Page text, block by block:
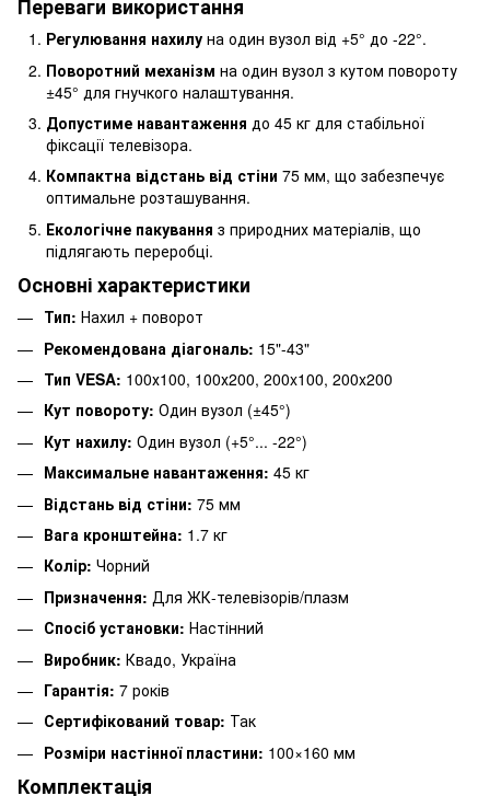
Переваги використання
Регулювання нахилу на один вузол від +5° до -22°.
Поворотний механізм на один вузол з кутом повороту
±45° для гнучкого налаштування.
Допустиме навантаження до 45 кг для стабільної
фіксації телевізора.
Компактна відстань від стіни 75 мм, що забезпечує
оптимальне розташування.
Екологічне пакування з природних матеріалів, що
підлягають переробці.
Основні характеристики
Тип: Нахил + поворот
Рекомендована діагональ: 15"-43"
Тип VESA: 100х100, 100х200, 200x100, 200x200
Кут повороту: Один вузол (±45°)
Кут нахилу: Один вузол (+5°... -22°)
Максимальне навантаження: 45 кг
Відстань від стіни: 75 мм
Вага кронштейна: 1.7 кг
Колір: Чорний
Призначення: Для ЖК-телевізорів/плазм
Спосіб установки: Настінний
Виробник: Квадо, Україна
Гарантія: 7 років
Сертифікований товар: Так
Розміри настінної пластини: 100×160 мм
Комплектація